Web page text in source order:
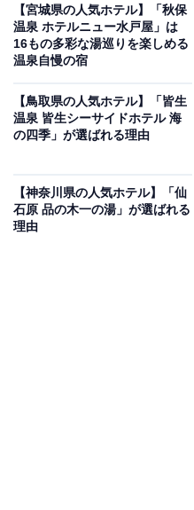
この記事の執筆
Amazonのセール商品から売れ
のがもっと楽しく、もっとお得
る独自レビューなど、ここでし
※本記事で紹介している商品の購入
オールアバウトに還元されることが
「万座温泉 日進舘」な
【宮城県の人気ホテル】「秋保
温泉 ホテルニュー水戸屋」は
16もの多彩な湯巡りを楽しめる
温泉自慢の宿
【鳥取県の人気ホテル】「皆生
温泉 皆生シーサイドホテル 海
の四季」が選ばれる理由
【神奈川県の人気ホテル】「仙
石原 品の木一の湯」が選ばれる
理由